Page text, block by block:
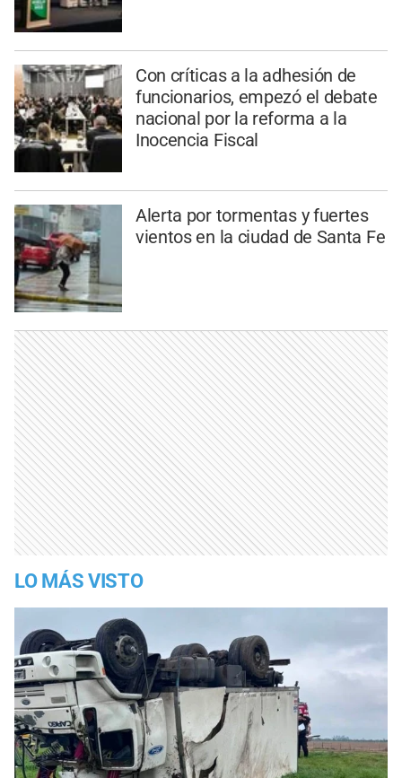
Con críticas a la adhesión de
funcionarios, empezó el debate
nacional por la reforma a la
Inocencia Fiscal
Alerta por tormentas y fuertes
vientos en la ciudad de Santa Fe
LO MÁS VISTO